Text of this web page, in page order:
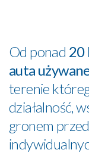
Od ponad 20
auta
terenie
działalność,
gronem